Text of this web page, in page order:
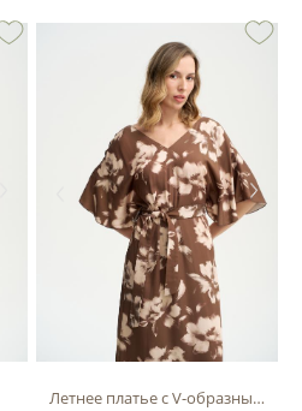
Летнее платье с V-образным